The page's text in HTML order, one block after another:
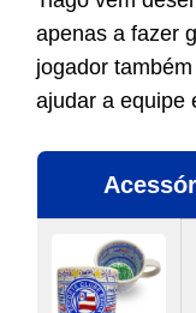
apenas a fazer
jogador
ajudar a equipe